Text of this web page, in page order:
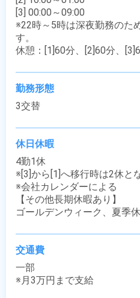
[3] 00:00～09:00
※22時～5時は深夜勤務のた
す。
休憩：[1]60分、[2]60分、
勤務形態
3交替
休日休暇
4勤1休
※[3]から[1]へ移行時は2休と
※会社カレンダーによる
【その他長期休暇あり】
ゴールデンウィーク、夏季
交通費
一部
※月3万円まで支給